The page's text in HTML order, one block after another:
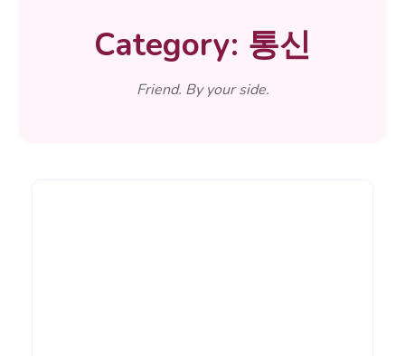
Category: 통신
Friend. By your side.